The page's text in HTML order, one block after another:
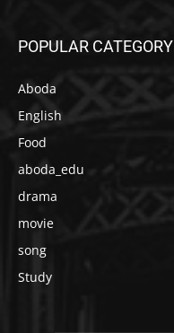
POPULAR CATEGORY
Aboda
English
Food
aboda_edu
drama
movie
song
Study